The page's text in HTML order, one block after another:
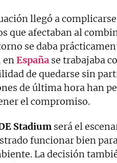
llegó a
que afectaban al
se daba
enEspaña se trabajaba
de quedarse sin
de última hora han
el compromiso.
Stadium será el
funcionar bien
La decisión